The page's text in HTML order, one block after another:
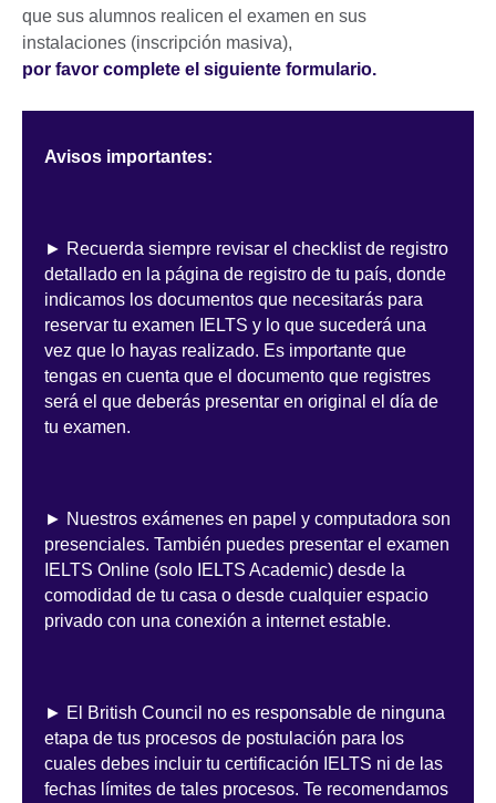
que sus alumnos realicen el examen en sus
instalaciones (inscripción masiva),
por favor complete el siguiente formulario.
Avisos importantes:
► Recuerda siempre revisar el checklist de registro
detallado en la página de registro de tu país, donde
indicamos los documentos que necesitarás para
reservar tu examen IELTS y lo que sucederá una
vez que lo hayas realizado. Es importante que
tengas en cuenta que el documento que registres
será el que deberás presentar en original el día de
tu examen.
► Nuestros exámenes en papel y computadora son
presenciales. También puedes presentar el examen
IELTS Online (solo IELTS Academic) desde la
comodidad de tu casa o desde cualquier espacio
privado con una conexión a internet estable.
► El British Council no es responsable de ninguna
etapa de tus procesos de postulación para los
cuales debes incluir tu certificación IELTS ni de las
fechas límites de tales procesos. Te recomendamos